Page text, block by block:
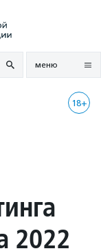
меню
18+
2022